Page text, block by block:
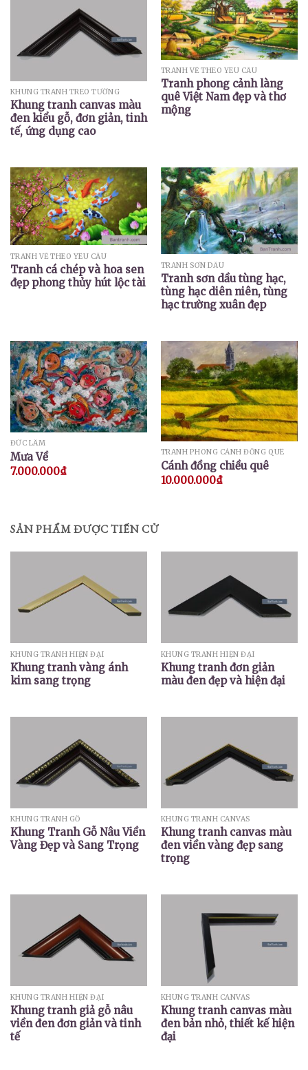
KHUNG TRANH TREO TƯỜNG
Khung tranh canvas màu
đen kiểu gỗ, đơn giản, tinh
tế, ứng dụng cao
TRANH VẼ THEO YÊU CẦU
Tranh phong cảnh làng
quê Việt Nam đẹp và thơ
mộng
TRANH VẼ THEO YÊU CẦU
Tranh cá chép và hoa sen
đẹp phong thủy hút lộc tài
TRANH SƠN DẦU
Tranh sơn dầu tùng hạc,
tùng hạc diên niên, tùng
hạc trường xuân đẹp
ĐỨC LÂM
Mưa Về
7.000.000₫
TRANH PHONG CẢNH ĐỒNG QUÊ
Cánh đồng chiều quê
10.000.000₫
SẢN PHẨM ĐƯỢC TIẾN CỬ
KHUNG TRANH HIỆN ĐẠI
Khung tranh vàng ánh
kim sang trọng
KHUNG TRANH HIỆN ĐẠI
Khung tranh đơn giản
màu đen đẹp và hiện đại
KHUNG TRANH GỖ
Khung Tranh Gỗ Nâu Viền
Vàng Đẹp và Sang Trọng
KHUNG TRANH CANVAS
Khung tranh canvas màu
đen viền vàng đẹp sang
trọng
KHUNG TRANH HIỆN ĐẠI
Khung tranh giả gỗ nâu
viền đen đơn giản và tinh
tế
KHUNG TRANH CANVAS
Khung tranh canvas màu
đen bản nhỏ, thiết kế hiện
đại